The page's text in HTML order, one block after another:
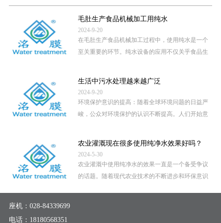
毛肚生产食品机械加工用纯水
2024-9-20
在毛肚生产食品机械加工过程中，使用纯水是一个
至关重要的环节。纯水设备的应用不仅关乎食品生
生活中污水处理越来越广泛
2024-9-20
环境保护意识的提高：随着全球环境问题的日益严
峻，公众对环境保护的认识不断提高。人们开始意
农业灌溉现在很多使用纯净水效果好吗？
2024-5-30
农业灌溉中使用纯净水的效果一直是一个备受争议
的话题。随着现代农业技术的不断进步和环保意识
座机： 028-84339699
电话： 18180568351